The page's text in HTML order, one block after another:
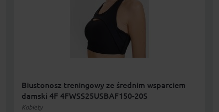
Biustonosz treningowy ze średnim wsparciem
damski 4F 4FWSS25USBAF150-20S
Kobiety